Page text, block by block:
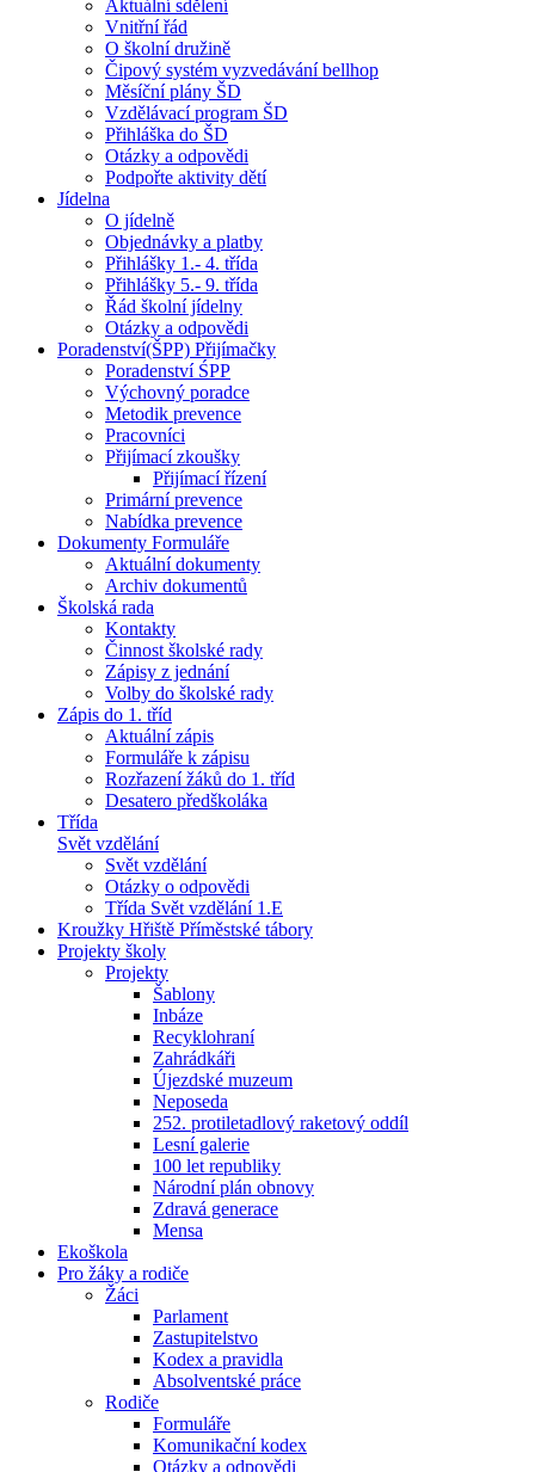
Aktuální sdělení
Vnitřní řád
O školní družině
Čipový systém vyzvedávání bellhop
Měsíční plány ŠD
Vzdělávací program ŠD
Přihláška do ŠD
Otázky a odpovědi
Podpořte aktivity dětí
Jídelna
O jídelně
Objednávky a platby
Přihlášky 1.- 4. třída
Přihlášky 5.- 9. třída
Řád školní jídelny
Otázky a odpovědi
Poradenství(ŠPP) Přijímačky
Poradenství ŚPP
Výchovný poradce
Metodik prevence
Pracovníci
Přijímací zkoušky
Přijímací řízení
Primární prevence
Nabídka prevence
Dokumenty Formuláře
Aktuální dokumenty
Archiv dokumentů
Školská rada
Kontakty
Činnost školské rady
Zápisy z jednání
Volby do školské rady
Zápis do 1. tříd
Aktuální zápis
Formuláře k zápisu
Rozřazení žáků do 1. tříd
Desatero předškoláka
Třída
Svět vzdělání
Svět vzdělání
Otázky o odpovědi
Třída Svět vzdělání 1.E
Kroužky Hřiště Příměstské tábory
Projekty školy
Projekty
Šablony
Inbáze
Recyklohraní
Zahrádkáři
Újezdské muzeum
Neposeda
252. protiletadlový raketový oddíl
Lesní galerie
100 let republiky
Národní plán obnovy
Zdravá generace
Mensa
Ekoškola
Pro žáky a rodiče
Žáci
Parlament
Zastupitelstvo
Kodex a pravidla
Absolventské práce
Rodiče
Formuláře
Komunikační kodex
Otázky a odpovědi